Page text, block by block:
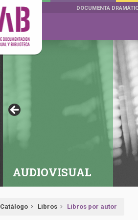
DOCUMENTA
AUDIOVISUAL
Catálogo Libros Libros por autor